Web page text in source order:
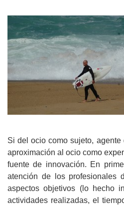
Si del ocio como sujeto,
aproximación al ocio como
fuente de innovación. En
atención de los profesionales
aspectos objetivos (lo hecho
actividades realizadas, el